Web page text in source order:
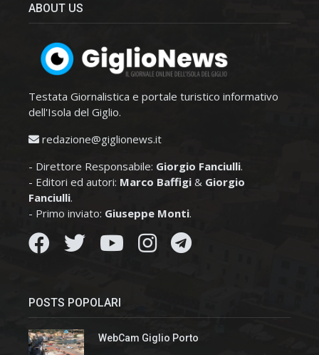
ABOUT US
Testata Giornalistica e portale turistico informativo
dell'Isola del Giglio.
redazione@giglionews.it
- Direttore Responsabile: Giorgio Fanciulli.
- Editori ed autori: Marco Baffigi & Giorgio
Fanciulli.
- Primo inviato: Giuseppe Monti.
POSTS POPOLARI
WebCam Giglio Porto